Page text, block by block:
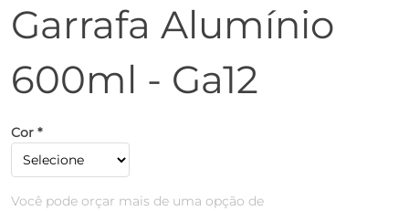
Garrafa Alumínio
600ml - Ga12
Cor *
Você pode orçar mais de uma opção de